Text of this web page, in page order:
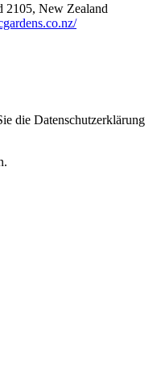
2105, New Zealand
die Datenschutzerklärung